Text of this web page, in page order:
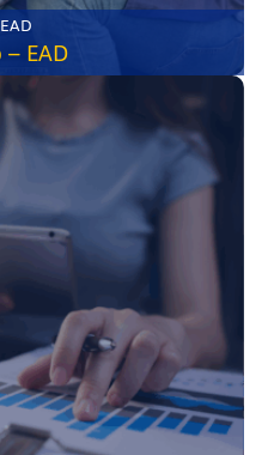
• Tecnológico • EAD
EAD